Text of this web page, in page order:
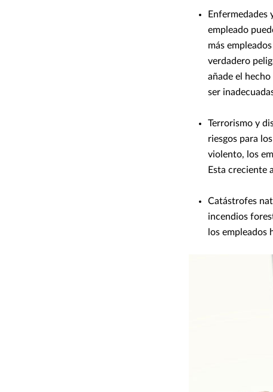
Enfermedades
empleado
más
verdadero
añade el
ser
Terrorismo y
riesgos para
violento, los
Esta creciente
Catástrofes
incendios
los empleados